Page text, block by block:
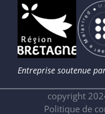
Entreprise soutenue
copyright
Politique de